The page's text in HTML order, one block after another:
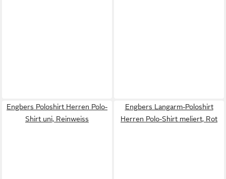
Engbers Poloshirt Herren Polo-
Shirt uni, Reinweiss
Engbers Langarm-Poloshirt
Herren Polo-Shirt meliert, Rot